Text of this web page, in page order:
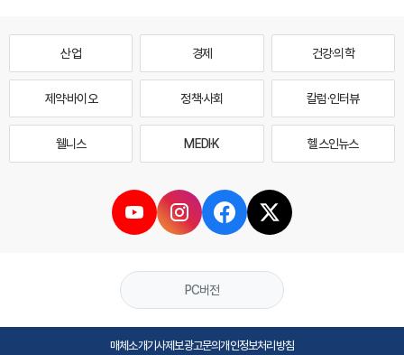
산업 경제 건강·의학
제약·바이오 정책·사회 칼럼·인터뷰
웰니스 MEDI·K 헬스인뉴스
PC버전
매체소개기사제보광고문의개인정보처리방침